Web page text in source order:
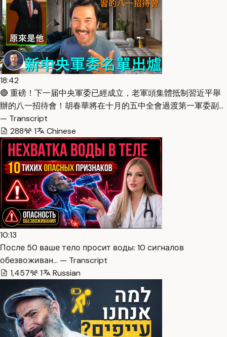
18:42
🔴 重磅！下一届中央軍委已經成立，老軍頭集體抵制習近平舉
辦的八一招待會！胡春華將在十月的五中全會過渡第一軍委副…
— Transcript
288
1 Chinese
10:13
После 50 ваше тело просит воды: 10 сигналов
обезвоживан… — Transcript
1,457
1 Russian